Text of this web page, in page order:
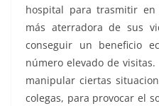
hospital para trasmitir
más aterradora de sus
conseguir un beneficio
número elevado de
manipular ciertas
colegas, para provocar el